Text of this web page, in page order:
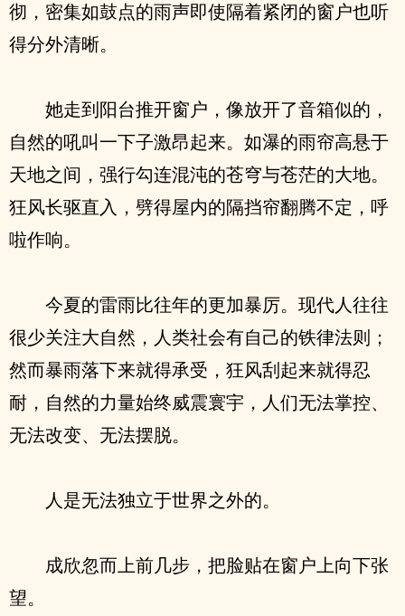
彻，密集如鼓点的雨声即使隔着紧闭的窗户也听
得分外清晰。
她走到阳台推开窗户，像放开了音箱似的，
自然的吼叫一下子激昂起来。如瀑的雨帘高悬于
天地之间，强行勾连混沌的苍穹与苍茫的大地。
狂风长驱直入，劈得屋内的隔挡帘翻腾不定，呼
啦作响。
今夏的雷雨比往年的更加暴厉。现代人往往
很少关注大自然，人类社会有自己的铁律法则；
然而暴雨落下来就得承受，狂风刮起来就得忍
耐，自然的力量始终威震寰宇，人们无法掌控、
无法改变、无法摆脱。
人是无法独立于世界之外的。
成欣忽而上前几步，把脸贴在窗户上向下张
望。